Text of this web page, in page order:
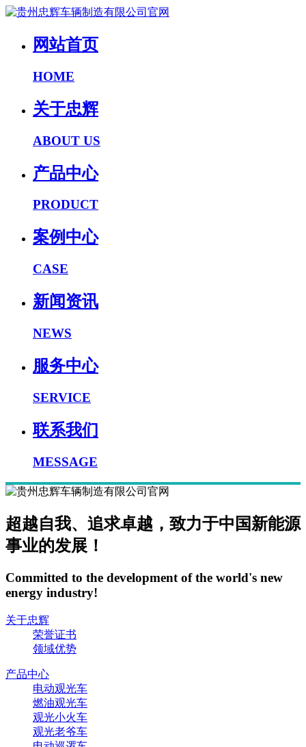
网站首页
HOME
关于忠辉
ABOUT US
产品中心
PRODUCT
案例中心
CASE
新闻资讯
NEWS
服务中心
SERVICE
联系我们
MESSAGE
超越自我、追求卓越，致力于中国新能源
事业的发展！
Committed to the development of the world's new
energy industry!
关于忠辉
荣誉证书
领域优势
产品中心
电动观光车
燃油观光车
观光小火车
观光老爷车